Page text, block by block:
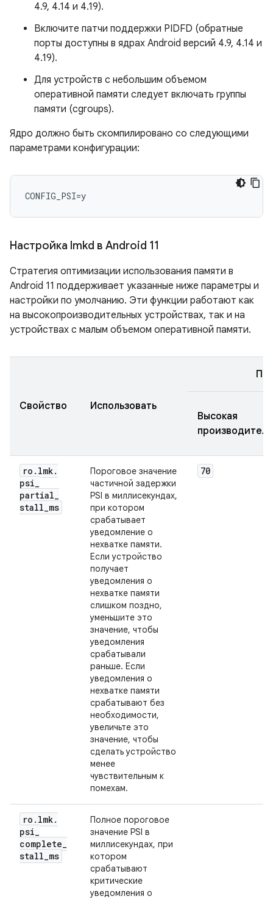
4.9, 4.14 и 4.19).
Включите патчи поддержки PIDFD (обратные
порты доступны в ядрах Android версий 4.9, 4.14 и
4.19).
Для устройств с небольшим объемом
оперативной памяти следует включать группы
памяти (cgroups).
Ядро должно быть скомпилировано со следующими
параметрами конфигурации:
Настройка lmkd в Android 11
Стратегия оптимизации использования памяти в
Android 11 поддерживает указанные ниже параметры и
настройки по умолчанию. Эти функции работают как
на высокопроизводительных устройствах, так и на
устройствах с малым объемом оперативной памяти.
Свойство Использовать
По
Высокая
ro . lmk.
psi_
partial_
stall_ms
Пороговое значение
частичной задержки
PSI в миллисекундах,
при котором
срабатывает
уведомление о
нехватке памяти.
Если устройство
получает
уведомления о
нехватке памяти
слишком поздно,
уменьшите это
значение, чтобы
уведомления
срабатывали
раньше. Если
уведомления о
нехватке памяти
срабатывают без
необходимости,
увеличьте это
значение, чтобы
сделать устройство
менее
чувствительным к
помехам.
70
ro . lmk.
psi_
complete_
stall_ms
Полное пороговое
значение PSI в
миллисекундах, при
котором
срабатывают
критические
уведомления о